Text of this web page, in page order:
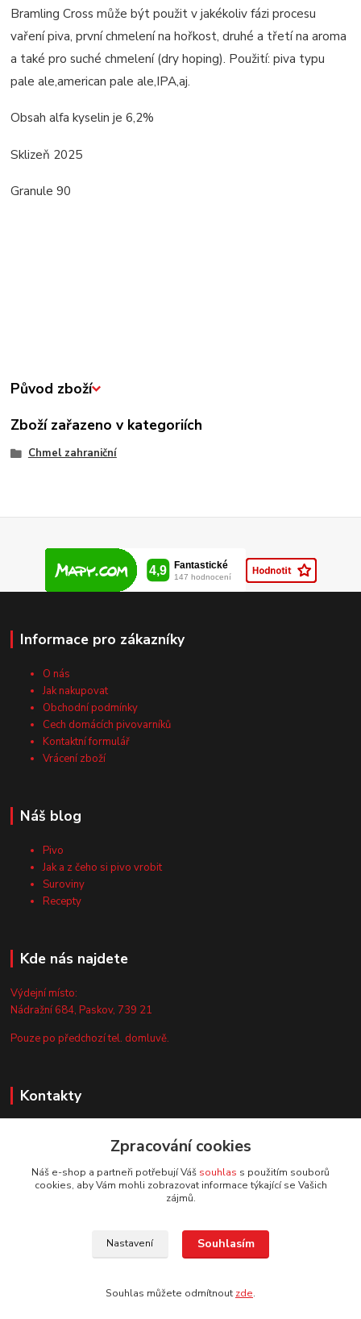
Bramling Cross může být použit v jakékoliv fázi procesu
vaření piva, první chmelení na hořkost, druhé a třetí na aroma
a také pro suché chmelení (dry hoping). Použití: piva typu
pale ale,american pale ale,IPA,aj.
Obsah alfa kyselin je 6,2%
Sklizeň 2025
Granule 90
Původ zboží
Zboží zařazeno v kategoriích
Chmel zahraniční
Informace pro zákazníky
O nás
Jak nakupovat
Obchodní podmínky
Cech domácích pivovarníků
Kontaktní formulář
Vrácení zboží
Náš blog
Pivo
Jak a z čeho si pivo vrobit
Suroviny
Recepty
Kde nás najdete
Výdejní místo:
Nádražní 684, Paskov, 739 21
Pouze po předchozí tel. domluvě.
Kontakty
+420 735 044 675
info@vyrobtesipivo.cz
Zpracování cookies
Náš e-shop a partneři potřebují Váš souhlas s použitím souborů
cookies, aby Vám mohli zobrazovat informace týkající se Vašich
zájmů.
Nastavení Souhlasím
Souhlas můžete odmítnout zde.